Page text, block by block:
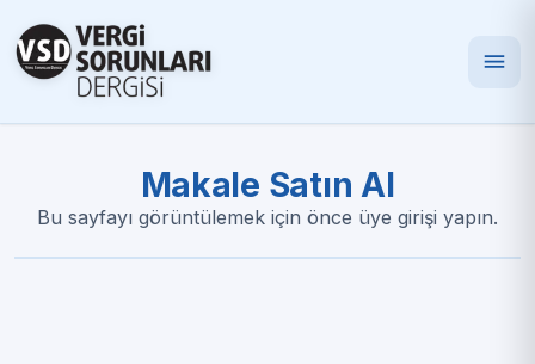
Makale Satın Al
Bu sayfayı görüntülemek için önce üye girişi yapın.